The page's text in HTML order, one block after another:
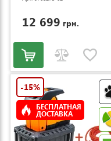
12 699 грн.
-15%
БЕСПЛАТНАЯ
ДОСТАВКА